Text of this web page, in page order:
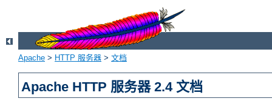
Apache > HTTP 服务器 > 文档
Apache HTTP 服务器 2.4 文档